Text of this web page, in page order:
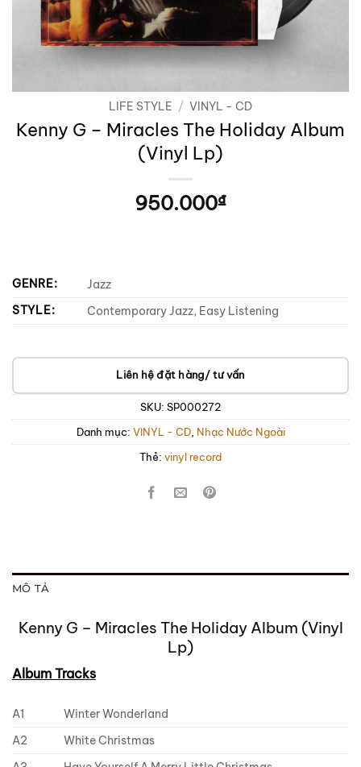
LIFE STYLE / VINYL - CD
Kenny G – Miracles The Holiday Album
(Vinyl Lp)
950.000₫
GENRE:
Jazz
STYLE:
Contemporary Jazz, Easy Listening
Liên hệ đặt hàng/ tư vấn
SKU: SP000272
Danh mục: VINYL - CD, Nhạc Nước Ngoài
Thẻ: vinyl record
MÔ TẢ
Kenny G – Miracles The Holiday Album (Vinyl
Lp)
Album Tracks
A1
Winter Wonderland
A2
White Christmas